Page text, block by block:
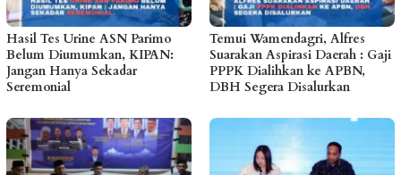
Hasil Tes Urine ASN Parimo
Belum Diumumkan, KIPAN:
Jangan Hanya Sekadar
Seremonial
Temui Wamendagri, Alfres
Suarakan Aspirasi Daerah : Gaji
PPPK Dialihkan ke APBN,
DBH Segera Disalurkan